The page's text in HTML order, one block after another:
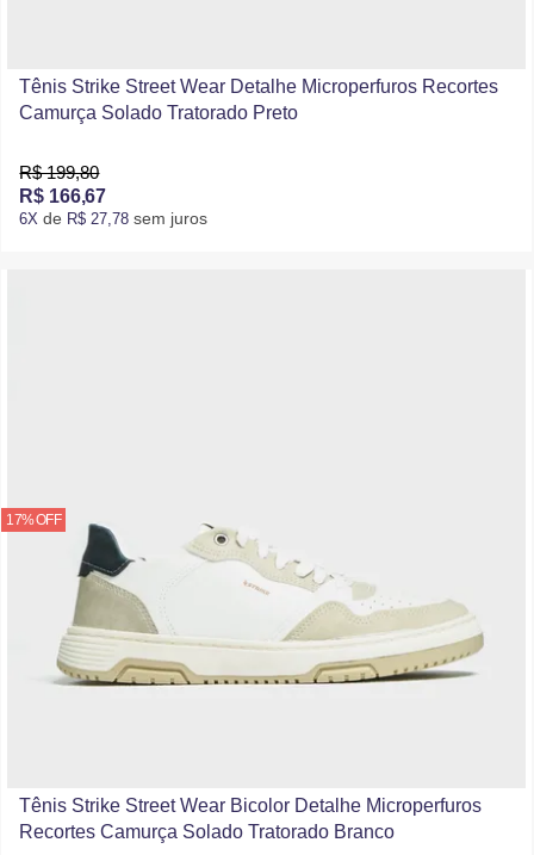
Tênis Strike Street Wear Detalhe Microperfuros Recortes
Camurça Solado Tratorado Preto
R$ 199,80
R$ 166,67
6X de R$ 27,78 sem juros
17% OFF
Tênis Strike Street Wear Bicolor Detalhe Microperfuros
Recortes Camurça Solado Tratorado Branco